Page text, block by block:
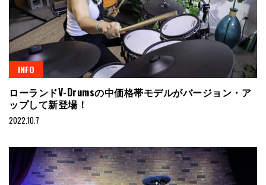
INFO
ローランドV-Drumsの中価格帯モデルがバージョン・ア
ップして新登場！
2022.10.7